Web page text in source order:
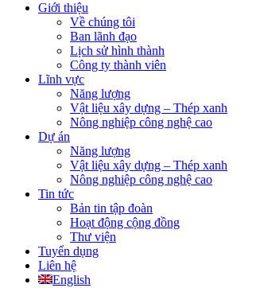
Giới thiệu
Về chúng tôi
Ban lãnh đạo
Lịch sử hình thành
Công ty thành viên
Lĩnh vực
Năng lượng
Vật liệu xây dựng – Thép xanh
Nông nghiệp công nghệ cao
Dự án
Năng lượng
Vật liệu xây dựng – Thép xanh
Nông nghiệp công nghệ cao
Tin tức
Bản tin tập đoàn
Hoạt động cộng đồng
Thư viện
Tuyển dụng
Liên hệ
English